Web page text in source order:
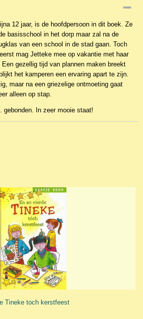
12 jaar, is de hoofdpersoon in dit boek. Ze
basisschool in het dorp maar zal na de
van een school in de stad gaan. Toch
mag Jetteke mee op vakantie met haar
gezellig tijd van plannen maken breekt
het kamperen een ervaring apart te zijn.
maar na een griezelige ontmoeting gaat
alleen op stap.
gebonden. In zeer mooie staat!
Tineke toch kerstfeest